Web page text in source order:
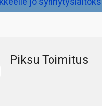
Piksu Toimitus